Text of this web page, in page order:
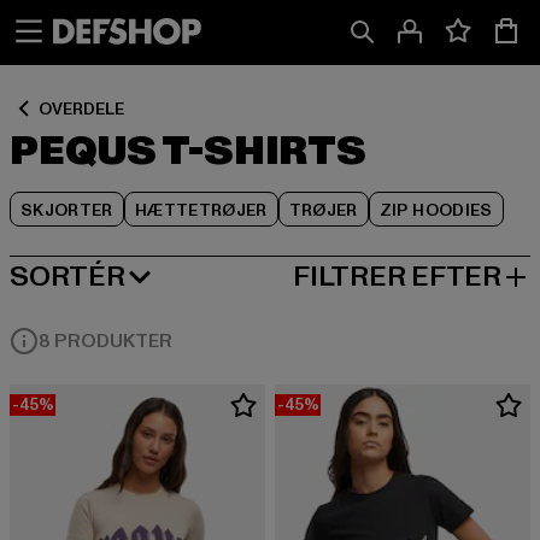
OVERDELE
PEQUS T-SHIRTS
SKJORTER HÆTTETRØJER TRØJER ZIP HOODIES
SORTÉR
MEST POPULÆRE FILTRER EFTER
8 PRODUKTER
-45% -45%